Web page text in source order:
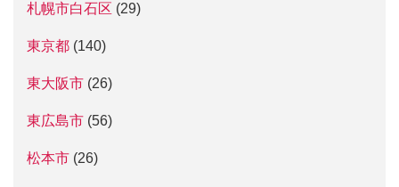
札幌市白石区 (29)
東京都 (140)
東大阪市 (26)
東広島市 (56)
松本市 (26)